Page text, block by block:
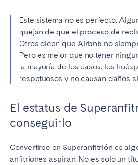
Este sistema no es perfecto.
quejan de que el proceso de
Otros dicen que Airbnb no
Pero es mejor que no tener
la mayoría de los casos, los
respetuosos y no causan daños
El estatus de
conseguirlo
Convertirse en Superanfitrión es
anfitriones aspiran. No es solo un